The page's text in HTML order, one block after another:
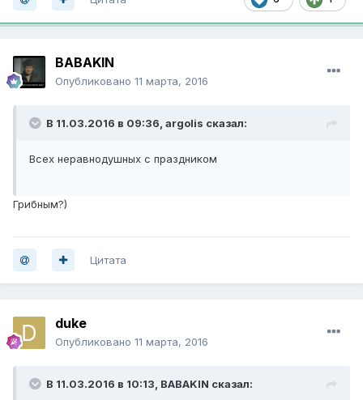
BABAKIN
Опубликовано 11 марта, 2016
В 11.03.2016 в 09:36, argolis сказал:
Всех неравнодушных с праздником
Грибным?)
Цитата
duke
Опубликовано 11 марта, 2016
В 11.03.2016 в 10:13, BABAKIN сказал: